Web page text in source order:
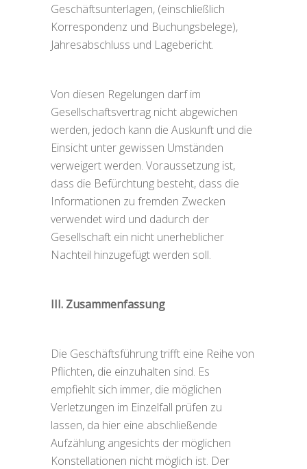
Geschäftsunterlagen, (einschließlich
Korrespondenz und Buchungsbelege),
Jahresabschluss und Lagebericht.
Von diesen Regelungen darf im
Gesellschaftsvertrag nicht abgewichen
werden, jedoch kann die Auskunft und die
Einsicht unter gewissen Umständen
verweigert werden. Voraussetzung ist,
dass die Befürchtung besteht, dass die
Informationen zu fremden Zwecken
verwendet wird und dadurch der
Gesellschaft ein nicht unerheblicher
Nachteil hinzugefügt werden soll.
III. Zusammenfassung
Die Geschäftsführung trifft eine Reihe von
Pflichten, die einzuhalten sind. Es
empfiehlt sich immer, die möglichen
Verletzungen im Einzelfall prüfen zu
lassen, da hier eine abschließende
Aufzählung angesichts der möglichen
Konstellationen nicht möglich ist. Der